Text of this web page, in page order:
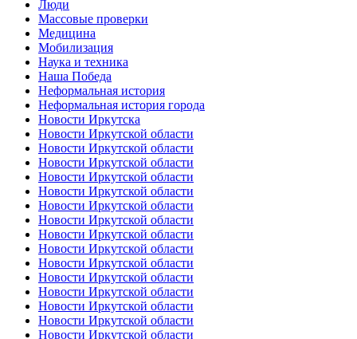
Люди
Массовые проверки
Медицина
Мобилизация
Наука и техника
Наша Победа
Неформальная история
Неформальная история города
Новости Иркутска
Новости Иркутской области
Новости Иркутской области
Новости Иркутской области
Новости Иркутской области
Новости Иркутской области
Новости Иркутской области
Новости Иркутской области
Новости Иркутской области
Новости Иркутской области
Новости Иркутской области
Новости Иркутской области
Новости Иркутской области
Новости Иркутской области
Новости Иркутской области
Новости Иркутской области